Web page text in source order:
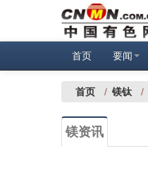
首页 要闻
首页 / 镁钛 /
镁资讯